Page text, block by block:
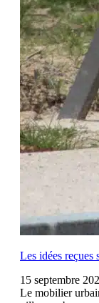
Les idées
15 septembre
Le mobilier